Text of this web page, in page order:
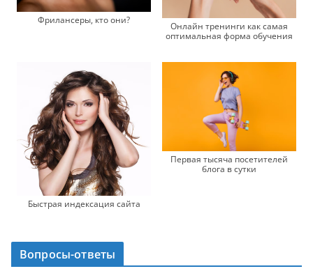
Фрилансеры, кто они?
Онлайн тренинги как самая
оптимальная форма обучения
Быстрая индексация сайта
Первая тысяча посетителей
блога в сутки
Вопросы-ответы